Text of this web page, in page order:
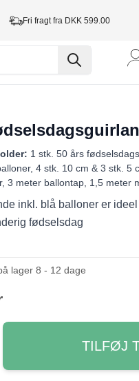
Fri fragt fra DKK 599.00
1 stk. 50 års
4 stk. 10 cm & 3 stk. 5
3 meter ballontap, 1,5 meter
inkl. blå balloner er
fødselsdag
lager 8 - 12 dage
TILFØJ